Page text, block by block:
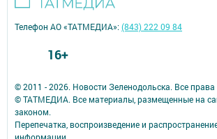
© 2011 - 2026. Новости Зеленодольска. Все
© ТАТМЕДИА. Все материалы, размещенные на
законом.
Перепечатка, воспроизведение и
информации,
Телефон АО «ТАТМЕДИА»:(843) 222 09 84
16+